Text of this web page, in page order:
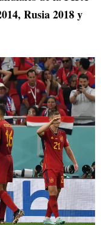
Rusia 2018 y